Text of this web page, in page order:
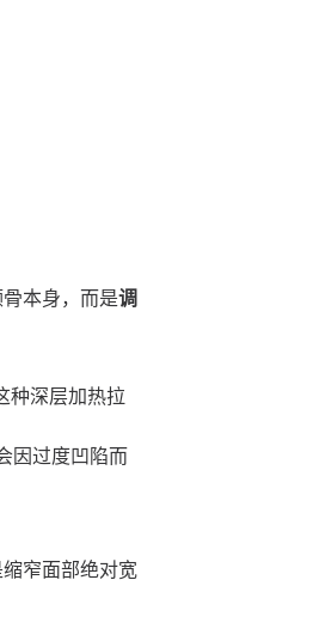
本身，而是调
种深层加热拉
因过度凹陷而
窄面部绝对宽